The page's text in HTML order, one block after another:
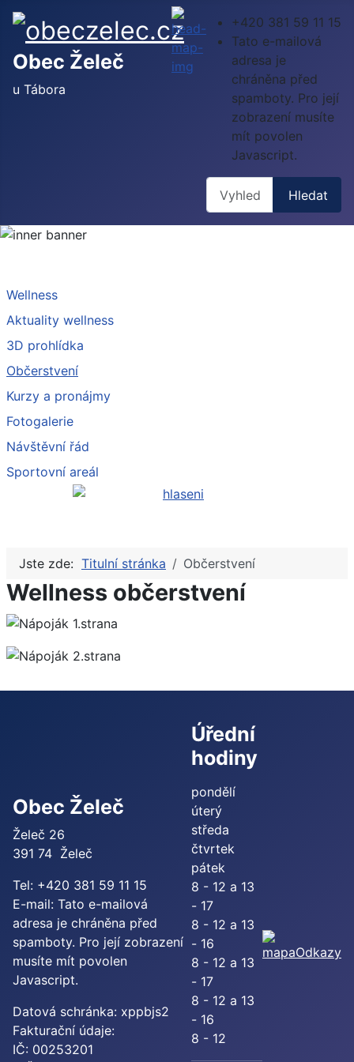
Obec Želeč
u Tábora
+420 381 59 11 15
Tato e-mailová
adresa je
chráněna před
spamboty. Pro její
zobrazení musíte
mít povolen
Javascript.
Hledat
Wellness
Aktuality wellness
3D prohlídka
Občerstvení
Kurzy a pronájmy
Fotogalerie
Návštěvní řád
Sportovní areál
Jste zde: Titulní stránka Občerstvení
Wellness občerstvení
Obec Želeč
Želeč 26
391 74 Želeč
Tel: +420 381 59 11 15
E-mail: Tato e-mailová
adresa je chráněna před
spamboty. Pro její zobrazení
musíte mít povolen
Javascript.
Datová schránka: xppbjs2
Fakturační údaje:
IČ: 00253201
Úřední
hodiny
pondělí
úterý
středa
čtvrtek
pátek
8 - 12 a 13
- 17
8 - 12 a 13
- 16
8 - 12 a 13
- 17
8 - 12 a 13
- 16
8 - 12
Odkazy